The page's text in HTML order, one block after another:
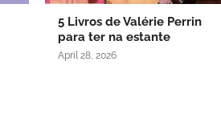
5 Livros de Valérie Perrin
para ter na estante
April 28, 2026